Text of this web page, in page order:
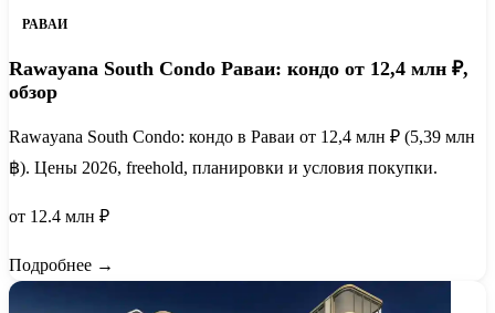
РАВАИ
Rawayana South Condo Раваи: кондо от 12,4 млн ₽,
обзор
Rawayana South Condo: кондо в Раваи от 12,4 млн ₽ (5,39 млн
฿). Цены 2026, freehold, планировки и условия покупки.
от 12.4 млн ₽
Подробнее →